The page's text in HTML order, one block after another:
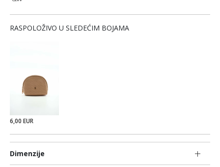
Dimenzije
RASPOLOŽIVO U SLEDEĆIM BOJAMA
6,00 EUR